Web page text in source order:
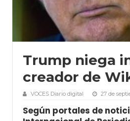
Trump niega
creador de
VOCES Diario digital 27 de
Según portales de